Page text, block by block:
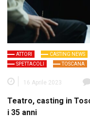
ATTORI CASTING NEWS
SPETTACOLI
TOSCANA
16 Aprile 2023
Teatro, casting in
i 35 anni